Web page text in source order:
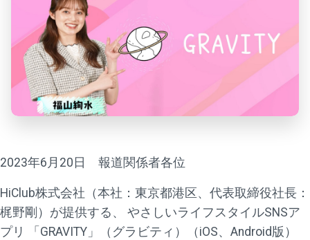
2023年6月20日 報道関係者各位
HiClub株式会社（本社：東京都港区、代表取締役社長：
梶野剛）が提供する、 やさしいライフスタイルSNSア
プリ 「GRAVITY」（グラビティ）（iOS、Android版）